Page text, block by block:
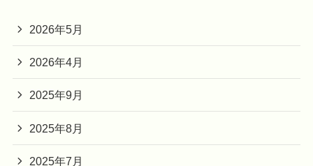
2026年5月
2026年4月
2025年9月
2025年8月
2025年7月